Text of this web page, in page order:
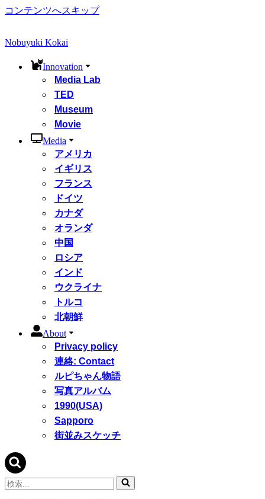
コンテンツへスキップ
Nobuyuki Kokai
Innovation
Media Lab
TED
Museum
Movie
Media
アメリカ
イギリス
フランス
ドイツ
カナダ
オランダ
中国
ロシア
インド
ウクライナ
トルコ
北朝鮮
About
Privacy policy
連絡: Contact
ルピちゃん物語
写真アルバム
1990(USA)
Sapporo
街並みスケッチ
検
索...